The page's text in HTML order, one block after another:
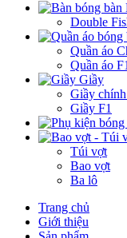
Double
Quần áo
Quần áo F1
Giầy
Giầy
Giầy F1
Túi vợt
Bao vợt
Ba lô
Trang chủ
Giới thiệu